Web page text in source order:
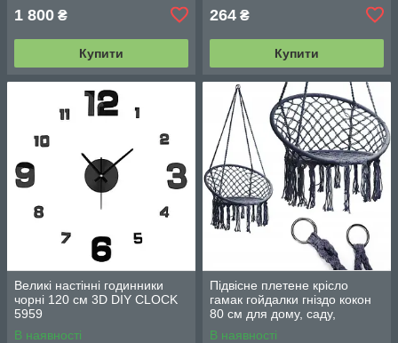
1 800 ₴
Купити
264 ₴
Купити
Великі настінні годинники
чорні 120 см 3D DIY CLOCK
5959
В наявності
Підвісне плетене крісло
гамак гойдалки гніздо кокон
80 см для дому, саду,
балкона та тераси
В наявності